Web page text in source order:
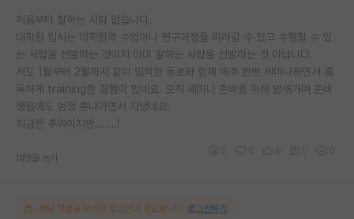
처음부터 잘하는 사람 없습니다.
대학원 입시는 대학원의 수업이나 연구과정을 따라갈 수 있고 수행할 수 있
는 사람을 선발하는 것이지 이미 잘하는 사람을 선발하는 것 아닙니다.
저도 1월부터 2월까지 같이 입학한 동료와 함께 매주 한번 세미나하면서 혹
독하게 training한 경험이 있네요. 오직 세미나 준비를 위해 밤새가며 준비
했음에도 엄청 혼나가면서 지냈네요.
지금은 추억이지만.......!
대댓글 쓰기
해당 댓글을 보려면 로그인이 필요합니다. 로그인하기